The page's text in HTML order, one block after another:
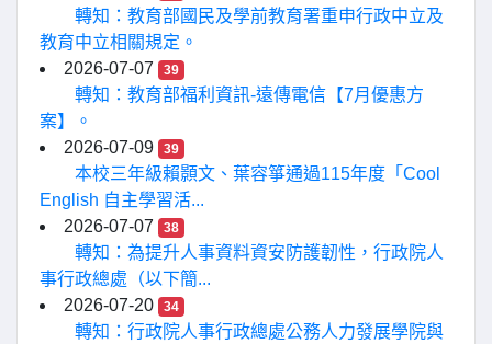
轉知：教育部國民及學前教育署重申行政中立及
教育中立相關規定。
2026-07-07
39
轉知：教育部福利資訊-遠傳電信【7月優惠方
案】。
2026-07-09
39
本校三年級賴顥文、葉容箏通過115年度「Cool
English 自主學習活...
2026-07-07
38
轉知：為提升人事資料資安防護韌性，行政院人
事行政總處（以下簡...
2026-07-20
34
轉知：行政院人事行政總處公務人力發展學院與